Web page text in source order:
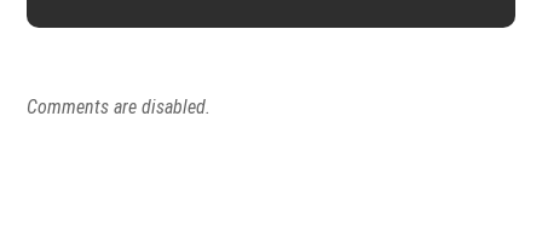
Comments are disabled.